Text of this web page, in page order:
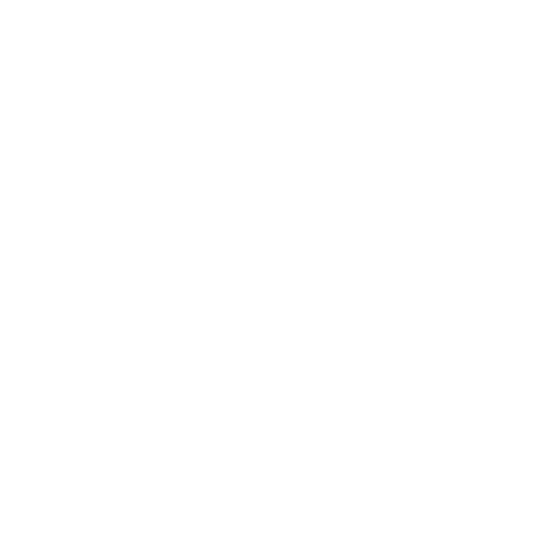
los brazos, saltos y
y mente.